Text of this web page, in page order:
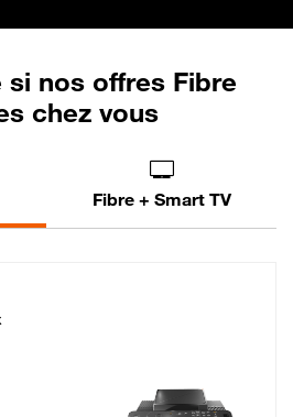
si nos offres Fibre
chez vous
Fibre + Smart TV
Livebox Lite Fibre